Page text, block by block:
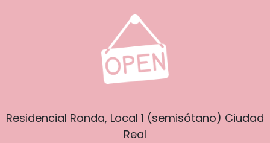
Residencial Ronda, Local 1 (semisótano) Ciudad
Real